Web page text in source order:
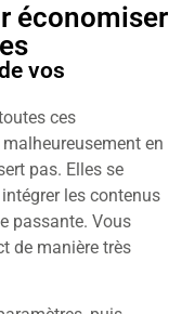
économiser
vos
ces
en
pas. Elles se
les contenus
passante. Vous
de manière très